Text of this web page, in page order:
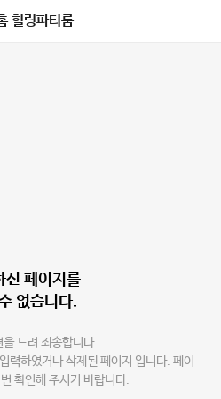
힐링파티룸
신 페이지를
없습니다.
을 드려 죄송합니다.
력하였거나 삭제된 페이지 입니다. 페이
확인해 주시기 바랍니다.